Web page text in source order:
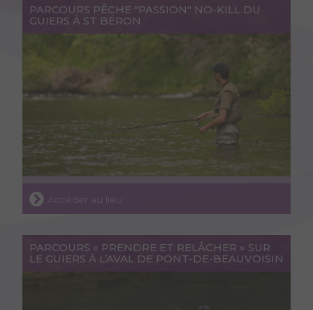
PARCOURS PÊCHE "PASSION" NO-KILL DU
GUIERS À ST BÉRON
Accéder au lieu
PARCOURS « PRENDRE ET RELÂCHER » SUR
LE GUIERS À L’AVAL DE PONT-DE-BEAUVOISIN